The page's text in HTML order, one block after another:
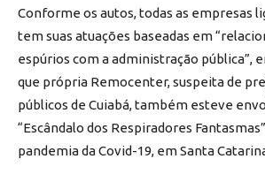
Conforme os autos, todas as empresas
tem suas atuações baseadas em
espúrios com a administração pública”,
que própria Remocenter, suspeita de
públicos de Cuiabá, também esteve
“Escândalo dos Respiradores
pandemia da Covid-19, em Santa